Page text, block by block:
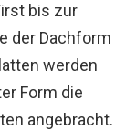
bis zur
der Dachform
werden
Form die
angebracht.